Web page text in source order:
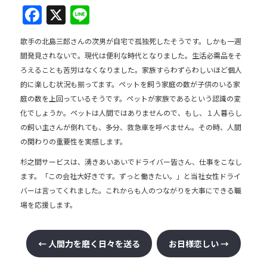
F
a
c
e
b
o
o
k
X Li
n
e
歌手の北島三郎さんの次男が自宅で孤独死したそうです。しかも一週
間発見されないで。現代は便利な時代となりました。生活必需品をそ
ろえることも苦労はなくなりました。家族すらわずらわしいほど個人
的に楽しむ状況も揃ってます。ペットを飼う家庭の数が子供のいる家
庭の数を上回っているそうです。ペットが家族であるという認識の変
化でしょうか。ペットは人間ではありませんので、もし、１人暮らし
の飼い主さんが倒れても、多分、救急車を呼べません。その時、人間
の関わりの重要性を実感します。
杉之間サービスは、湧きあいあいでドライバー皆さん、仕事をこなし
ます。「この会社大好きです。ずっと働きたい。」と当社女性ドライ
バーは言ってくれました。これからも人のつながりを大事にできる職
場を応援します。
←人間力を磨く日々を送る お日様恋しい→